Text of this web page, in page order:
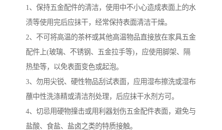
1、保持五金配件的清洁，使用中不小心造成表面上的水
渍等使用完后应抹干，经常保持表面清洁干燥。
2、不可将高温的茶杯或其他高温物品直接放在家具五金
配件上(玻璃、不锈钢、五金拉手等)，应使用脚架、隔
热垫等，以免表面变色或起泡。
3、勿用尖锐、硬性物品刮试表面，应用湿布擦洗或湿布
蘸中性洗涤精或清洁剂处理，后应抹干水剂方可。
4、切忌用硬物撞击或用利器划伤五金配件表面，避免与
盐酸、食盐、盐卤之类的特质接触。